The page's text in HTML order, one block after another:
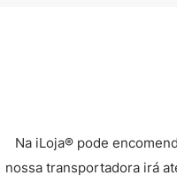
Na iLoja® pode
nossa transportadora irá